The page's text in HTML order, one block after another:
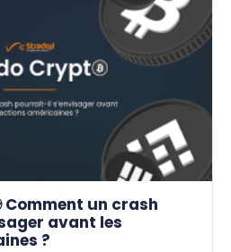
Comment un crash
avant les
?